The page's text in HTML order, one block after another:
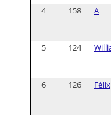
4 158 A
5 124
6 126 Félix